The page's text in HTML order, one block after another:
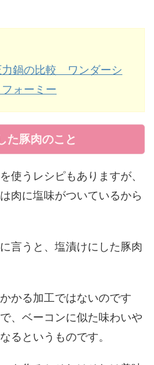
力鍋の比較 ワンダーシ
ォーミー
た豚肉のこと
使うレシピもありますが、
肉に塩味がついているから
言うと、塩漬けにした豚肉
かる加工ではないのです
、ベーコンに似た味わいや
るというものです。